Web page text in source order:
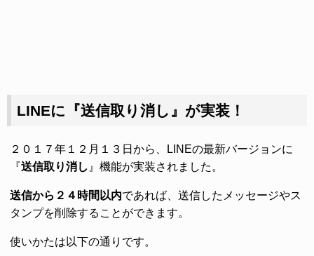
LINEに『送信取り消し』が実装！
２０１７年１２月１３日から、LINEの最新バージョンに
『送信取り消し 』機能が実装されました。
送信から２４時間以内であれば、送信したメッセージやス
タンプを削除することができます。
使いかたは以下の通りです。